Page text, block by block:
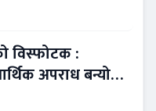
विस्फोटक :
अपराध बन्यो